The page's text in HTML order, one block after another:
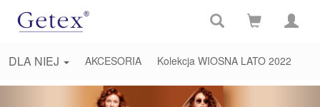
DLA NIEJ AKCESORIA Kolekcja WIOSNA LATO 2022